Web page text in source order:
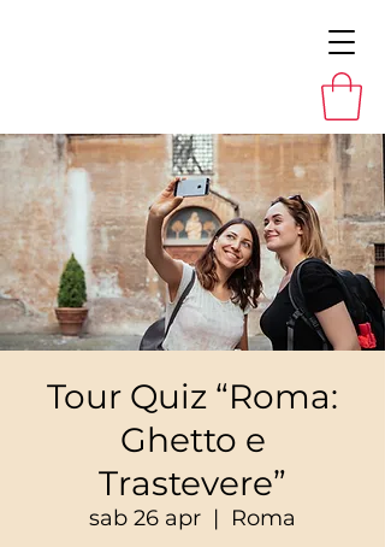
Tour Quiz “Roma:
Ghetto e
Trastevere”
sab 26 apr
  |
Roma